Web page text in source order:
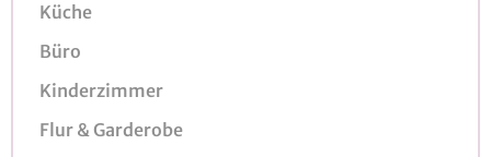
Küche
Büro
Kinderzimmer
Flur & Garderobe